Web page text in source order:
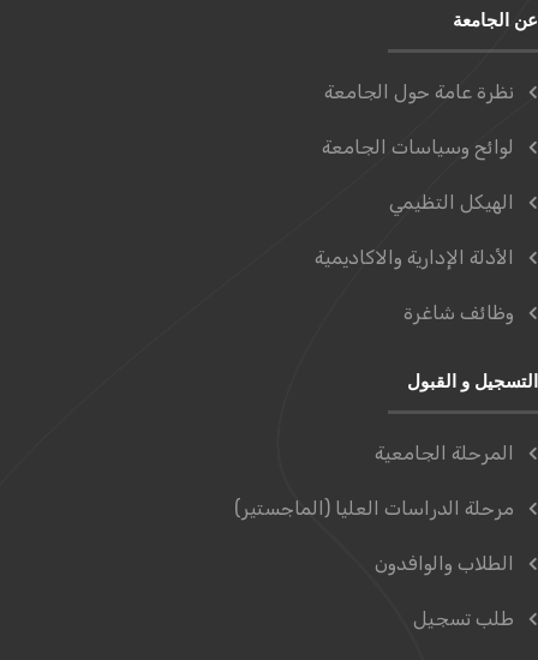
عن الجامعة
نظرة عامة حول الجامعة
لوائح وسياسات الجامعة
الهيكل التظيمي
الأدلة الإدارية والاكاديمية
وظائف شاغرة
التسجيل و القبول
المرحلة الجامعية
مرحلة الدراسات العليا (الماجستير)
الطلاب والوافدون
طلب تسجيل